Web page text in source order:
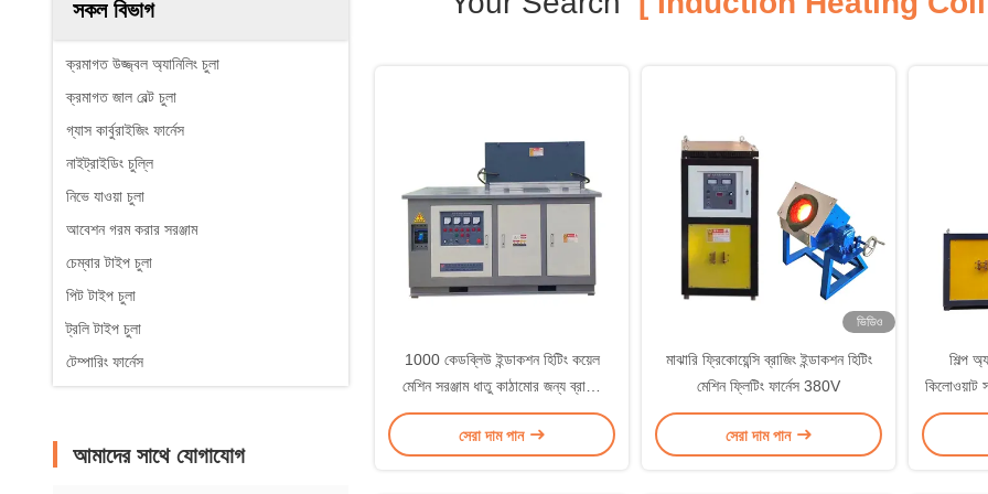
সকল বিভাগ
ক্রমাগত উজ্জ্বল অ্যানিলিং চুলা
ক্রমাগত জাল বেল্ট চুলা
গ্যাস কার্বুরাইজিং ফার্নেস
নাইট্রাইডিং চুল্লি
নিভে যাওয়া চুলা
আবেশন গরম করার সরঞ্জাম
চেম্বার টাইপ চুলা
পিট টাইপ চুলা
ট্রলি টাইপ চুলা
টেম্পারিং ফার্নেস
আমাদের সাথে যোগাযোগ
1000 কেডব্লিউ ইন্ডাকশন হিটিং কয়েল
মেশিন সরঞ্জাম ধাতু কাঠামোর জন্য ব্রাজিং
সরঞ্জাম
সেরা দাম পান
ভিডিও
মাঝারি ফ্রিকোয়েন্সি ব্রাজিং ইন্ডাকশন হিটিং
মেশিন ফ্লিটিং ফার্নেস 380V
সেরা দাম পান
শিল্প
কিলোওয়াট
তাপমাত্রা